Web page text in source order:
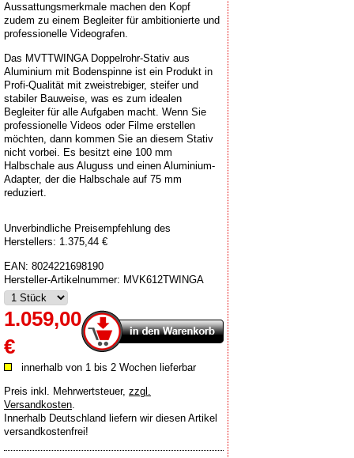
Aussattungsmerkmale machen den Kopf
zudem zu einem Begleiter für ambitionierte und
professionelle Videografen.
Das MVTTWINGA Doppelrohr-Stativ aus
Aluminium mit Bodenspinne ist ein Produkt in
Profi-Qualität mit zweistrebiger, steifer und
stabiler Bauweise, was es zum idealen
Begleiter für alle Aufgaben macht. Wenn Sie
professionelle Videos oder Filme erstellen
möchten, dann kommen Sie an diesem Stativ
nicht vorbei. Es besitzt eine 100 mm
Halbschale aus Aluguss und einen Aluminium-
Adapter, der die Halbschale auf 75 mm
reduziert.
Unverbindliche Preisempfehlung des
Herstellers: 1.375,44 €
EAN: 8024221698190
Hersteller-Artikelnummer: MVK612TWINGA
1.059,00
€
innerhalb von 1 bis 2 Wochen lieferbar
Preis inkl. Mehrwertsteuer, zzgl.
Versandkosten
Innerhalb Deutschland liefern wir diesen Artikel
versandkostenfrei!